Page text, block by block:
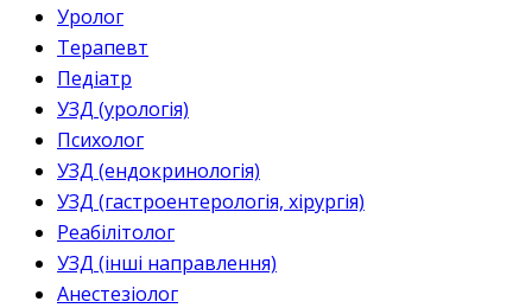
Уролог
Терапевт
Педіатр
УЗД (урологія)
Психолог
УЗД (ендокринологія)
УЗД (гастроентерологія, хірургія)
Реабілітолог
УЗД (інші направлення)
Анестезіолог